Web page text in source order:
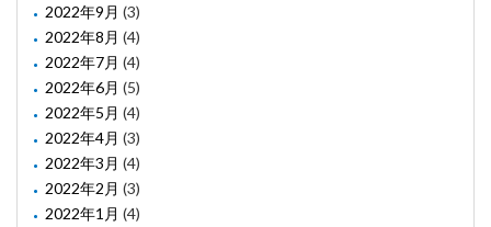
2022年9月 (3)
2022年8月 (4)
2022年7月 (4)
2022年6月 (5)
2022年5月 (4)
2022年4月 (3)
2022年3月 (4)
2022年2月 (3)
2022年1月 (4)